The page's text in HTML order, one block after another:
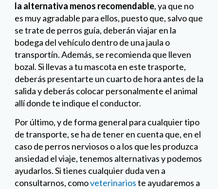
la alternativa menos recomendable, ya que no
es muy agradable para ellos, puesto que, salvo que
se trate de perros guía, deberán viajar en la
bodega del vehículo dentro de una jaula o
transportín. Además, se recomienda que lleven
bozal. Si llevas a tu mascota en este trasporte,
deberás presentarte un cuarto de hora antes de la
salida y deberás colocar personalmente el animal
allí donde te indique el conductor.
Por último, y de forma general para cualquier tipo
de transporte, se ha de tener en cuenta que, en el
caso de perros nerviosos o a los que les produzca
ansiedad el viaje, tenemos alternativas y podemos
ayudarlos. Si tienes cualquier duda ven a
consultarnos, comoveterinarioste ayudaremos a